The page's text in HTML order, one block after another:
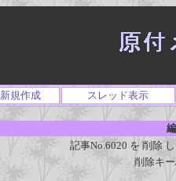
新規作成 スレッド表示
記事No.6020 を 削除
削除キ